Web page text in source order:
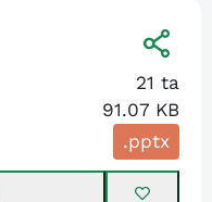
21 ta
91.07 KB
.pptx